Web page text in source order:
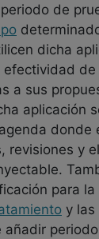
de
dicha
a sus
aplicación
agenda donde
revisiones y
para
y las
añadir